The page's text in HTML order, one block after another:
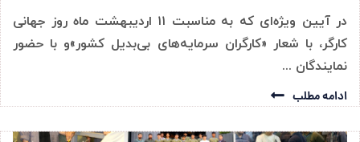
در آیین ویژه‌ای که به مناسبت ۱۱ اردیبهشت ماه روز جهانی
کارگر، با شعار «کارگران سرمایه‌های بی‌بدیل کشور»و با حضور
نمایندگان ...
ادامه مطلب